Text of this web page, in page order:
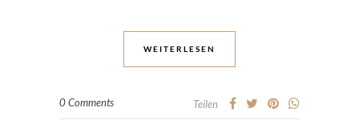
WEITERLESEN
0 Comments Teilen